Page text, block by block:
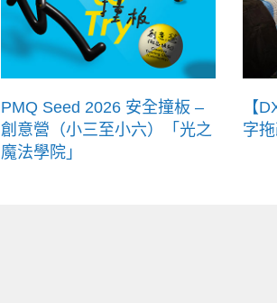
PMQ Seed 2026 安全撞板 –
創意營（小三至小六）「光之
魔法學院」
【
字